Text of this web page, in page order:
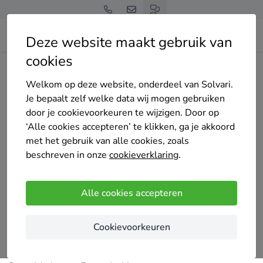
Deze website maakt gebruik van
cookies
Welkom op deze website, onderdeel van Solvari.
Je bepaalt zelf welke data wij mogen gebruiken
door je cookievoorkeuren te wijzigen. Door op
‘Alle cookies accepteren’ te klikken, ga je akkoord
met het gebruik van alle cookies, zoals
beschreven in onze cookieverklaring.
Alle cookies accepteren
Cookievoorkeuren
Home Bedrijven overzicht
Conradus Dakwerken
(24 reviews)
Uw Dakrenovatie bij Conradus in 5 stappen: